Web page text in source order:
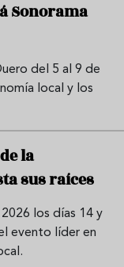
Sonorama
del 5 al 9 de
local y los
la
sus raíces
los días 14 y
evento líder en